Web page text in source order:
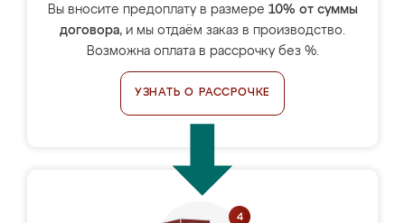
Вы вносите предоплату в размере 10% от суммы
договора, и мы отдаём заказ в производство.
Возможна оплата в рассрочку без %.
УЗНАТЬ О РАССРОЧКЕ